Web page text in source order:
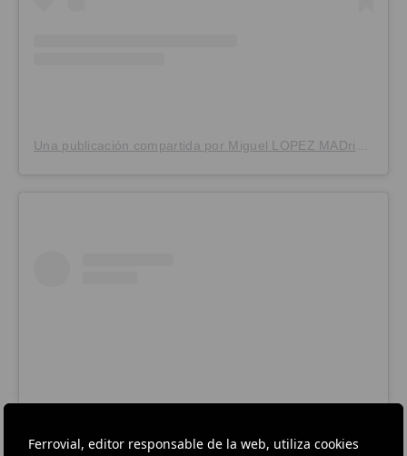
Ferrovial, editor responsable de la web, utiliza cookies